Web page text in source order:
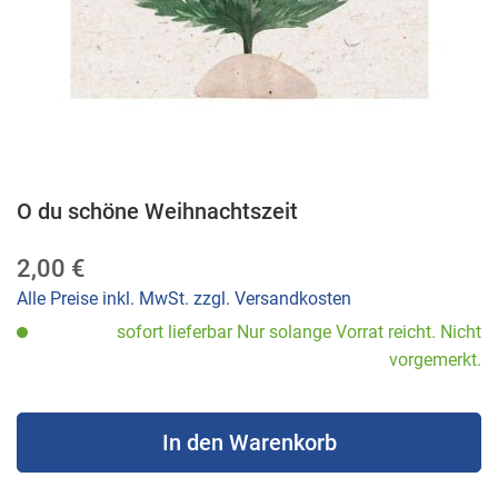
O du schöne Weihnachtszeit
2,00 €
Alle Preise inkl. MwSt. zzgl. Versandkosten
sofort lieferbar Nur solange Vorrat reicht. Nicht
vorgemerkt.
In den Warenkorb